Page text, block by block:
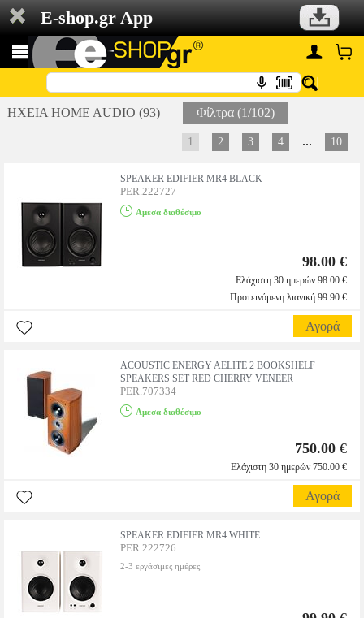
E-shop.gr App
ΗΧΕΙΑ HOME AUDIO (93) Φίλτρα (1/102)
1 2 3 4 ... 10
SPEAKER EDIFIER MR4 BLACK
PER.222727
Αμεσα διαθέσιμο
98.00 €
Ελάχιστη 30 ημερών 98.00 €
Προτεινόμενη λιανική 99.90 €
Αγορά
ACOUSTIC ENERGY AELITE 2 BOOKSHELF
SPEAKERS SET RED CHERRY VENEER
PER.707334
Αμεσα διαθέσιμο
750.00 €
Ελάχιστη 30 ημερών 750.00 €
Αγορά
SPEAKER EDIFIER MR4 WHITE
PER.222726
2-3 εργάσιμες ημέρες